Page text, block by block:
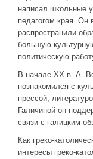
написал школьные
педагогом края. Он
распространили
большую
политическую
В начале XX в. А.
познакомился с
прессой,
Галичиной он
связи с галицким
Как греко-
интересы греко-